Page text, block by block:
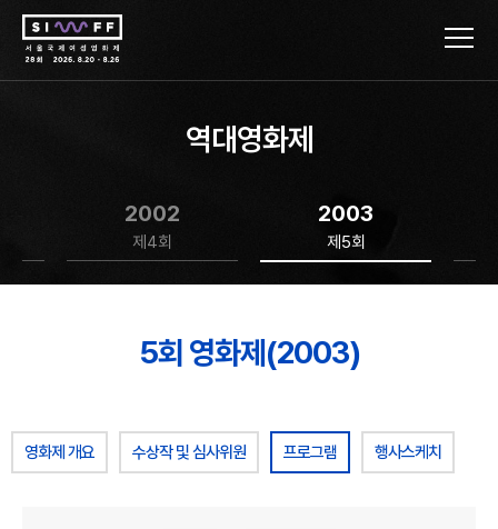
역대영화제
2002
제4회
2003
제5회
5회 영화제(2003)
영화제 개요 수상작 및 심사위원 프로그램 행사스케치